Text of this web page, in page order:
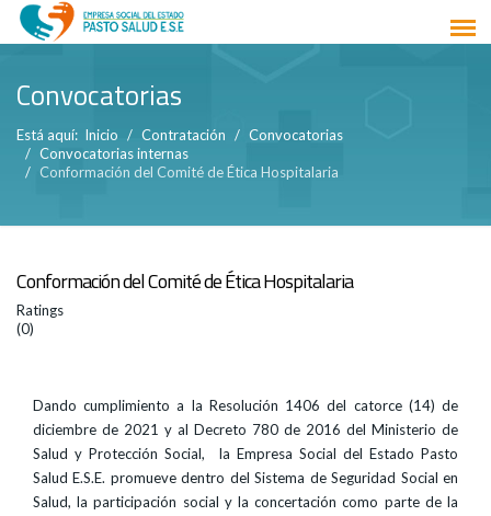
Convocatorias
Está aquí: Inicio Contratación
Convocatorias
Convocatorias internas
Conformación del Comité de Ética Hospitalaria
Conformación del Comité de Ética Hospitalaria
Ratings
(0)
Dando cumplimiento a la Resolución 1406 del catorce (14) de
diciembre de 2021 y al Decreto 780 de 2016 del Ministerio de
Salud y Protección Social, la Empresa Social del Estado Pasto
Salud E.S.E. promueve dentro del Sistema de Seguridad Social en
Salud, la participación social y la concertación como parte de la